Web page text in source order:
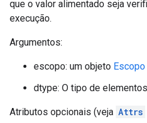
que o valor alimentado seja
execução.
Argumentos:
escopo: um objeto Escopo
dtype: O tipo de
Atributos opcionais (veja Attrs